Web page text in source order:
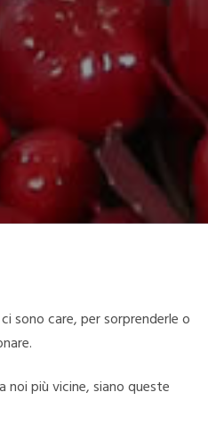
sono care, per sorprenderle o
noi più vicine, siano queste